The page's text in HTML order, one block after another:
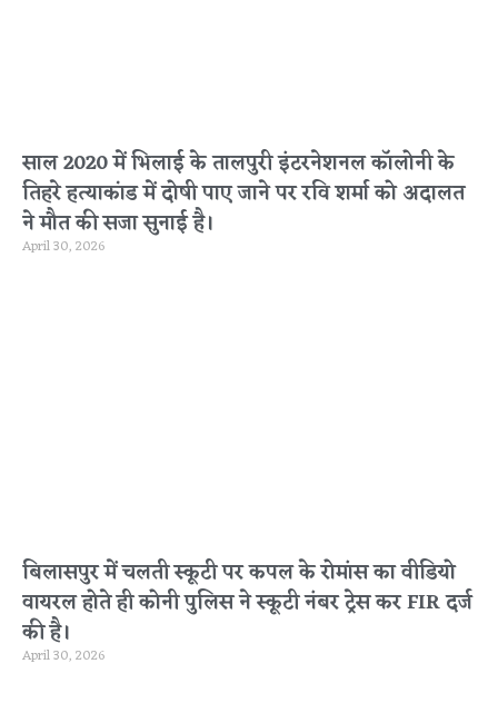
साल 2020 में भिलाई के तालपुरी इंटरनेशनल कॉलोनी के
तिहरे हत्याकांड में दोषी पाए जाने पर रवि शर्मा को अदालत
ने मौत की सजा सुनाई है।
April 30, 2026
बिलासपुर में चलती स्कूटी पर कपल के रोमांस का वीडियो
वायरल होते ही कोनी पुलिस ने स्कूटी नंबर ट्रेस कर FIR दर्ज
की है।
April 30, 2026